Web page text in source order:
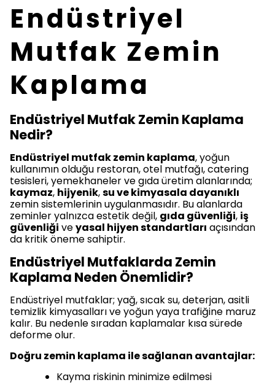
Endüstriyel
Mutfak Zemin
Kaplama
Endüstriyel Mutfak Zemin Kaplama
Nedir?
Endüstriyel mutfak zemin kaplama, yoğun
kullanımın olduğu restoran, otel mutfağı, catering
tesisleri, yemekhaneler ve gıda üretim alanlarında;
kaymaz, hijyenik,su ve kimyasala dayanıklı
zemin sistemlerinin uygulanmasıdır. Bu alanlarda
zeminler yalnızca estetik değil, gıda güvenliği, iş
güvenliği veyasal hijyen standartları açısından
da kritik öneme sahiptir.
Endüstriyel Mutfaklarda Zemin
Kaplama Neden Önemlidir?
Endüstriyel mutfaklar; yağ, sıcak su, deterjan, asitli
temizlik kimyasalları ve yoğun yaya trafiğine maruz
kalır. Bu nedenle sıradan kaplamalar kısa sürede
deforme olur.
Doğru zemin kaplama ile sağlanan avantajlar:
Kayma riskinin minimize edilmesi